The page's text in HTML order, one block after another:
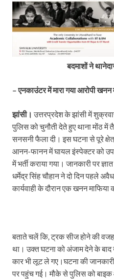
बदमाशों ने
– एनकाउंटर में मारा गया आरोपी खनन
झांसी। उत्तरप्रदेश के झांसी में
पुलिस को चुनौती देते हुए थाना मोंठ में
सनसनी फैला दी। इस घटना से पूरे
आनन-फानन में घायल इंस्पेक्टर को
में भर्ती कराया गया। जानकारी पर
धर्मेद्र सिंह चौहान ने दो दिन पहले
कार्यवाही के दौरान एक खनन
बताते चलें कि, ट्रक सीज होने की
था। उक्त घटना को अंजाम देने के
कार भी लूट ले गए।घटना की
पर पहुंच गई। मौके से पुलिस को